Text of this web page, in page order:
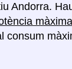
Andorra.
consum